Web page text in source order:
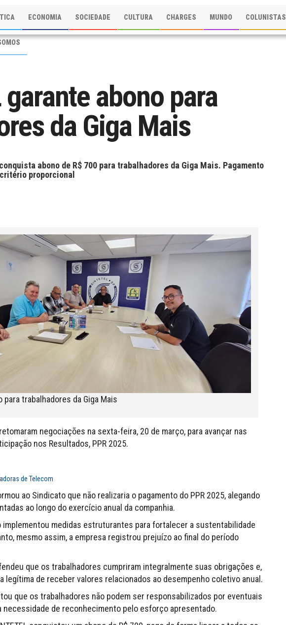
ECONOMIA SOCIEDADE CULTURA CHARGES MUNDO COLUNISTAS
garante abono para
da Giga Mais
abono de R$ 700 para trabalhadores da Giga Mais. Pagamento
proporcional
para trabalhadores da Giga Mais
negociações na sexta-feira, 20 de março, para avançar nas
nos Resultados, PPR 2025.
de Telecom
ao Sindicato que não realizaria o pagamento do PPR 2025, alegando
ao longo do exercício anual da companhia.
implementou medidas estruturantes para fortalecer a sustentabilidade
mesmo assim, a empresa registrou prejuízo ao final do período
que os trabalhadores cumpriram integralmente suas obrigações e,
legítima de receber valores relacionados ao desempenho coletivo anual.
que os trabalhadores não podem ser responsabilizados por eventuais
necessidade de reconhecimento pelo esforço apresentado.